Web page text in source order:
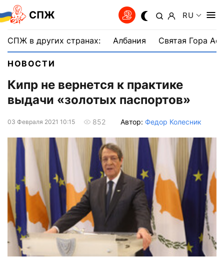
СПЖ RU
СПЖ в других странах: Албания Святая Гора
НОВОСТИ
Кипр не вернется к практике
выдачи «золотых паспортов»
03 Февраля 2021 10:15 852 Автор: Федор Колесник